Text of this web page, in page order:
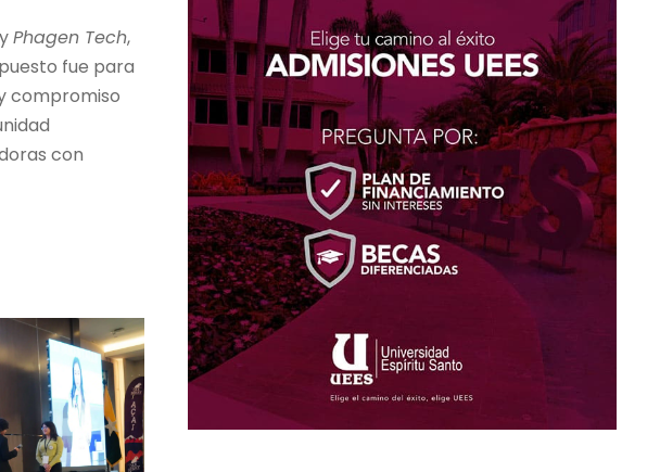
yPhagen Tech,
fue para
compromiso
con